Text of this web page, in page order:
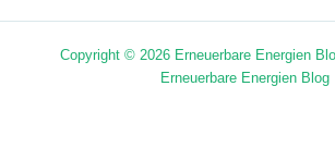
Copyright © 2026 Erneuerbare Energien
Erneuerbare Energien Blog